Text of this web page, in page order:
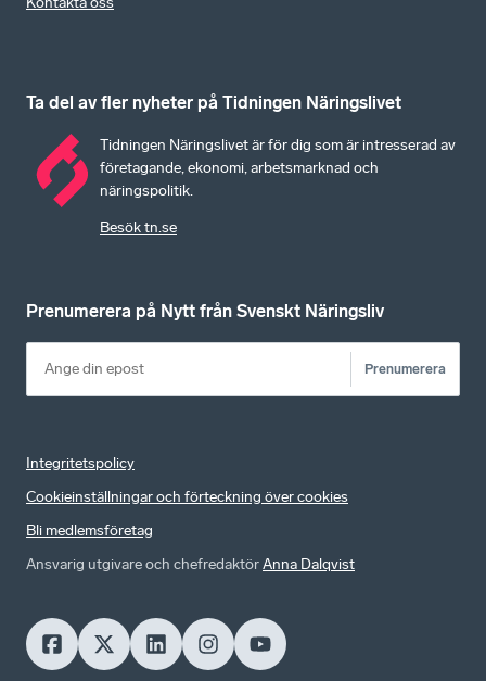
Ta del av fler nyheter på Tidningen Näringslivet
Tidningen Näringslivet är för dig som är intresserad av
företagande, ekonomi, arbetsmarknad och
näringspolitik.
Besök tn.se
Prenumerera på Nytt från Svenskt Näringsliv
Prenumerera
Integritetspolicy
Cookieinställningar och förteckning över cookies
Bli medlemsföretag
Ansvarig utgivare och chefredaktörAnna Dalqvist